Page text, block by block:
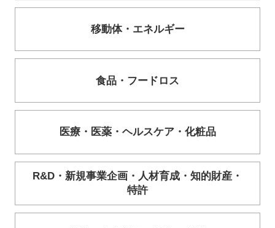
移動体・ エネルギー
食品・ フードロス
医療・ 医薬・ ヘルスケア・ 化粧品
R&D・ 新規事業企画・ 人材育成・ 知的財産・
特許